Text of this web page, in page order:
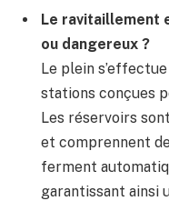
Le ravitaillement
ou dangereux ?
Le plein
stations conçues
Les réservoirs
et comprennent
ferment
garantissant ainsi